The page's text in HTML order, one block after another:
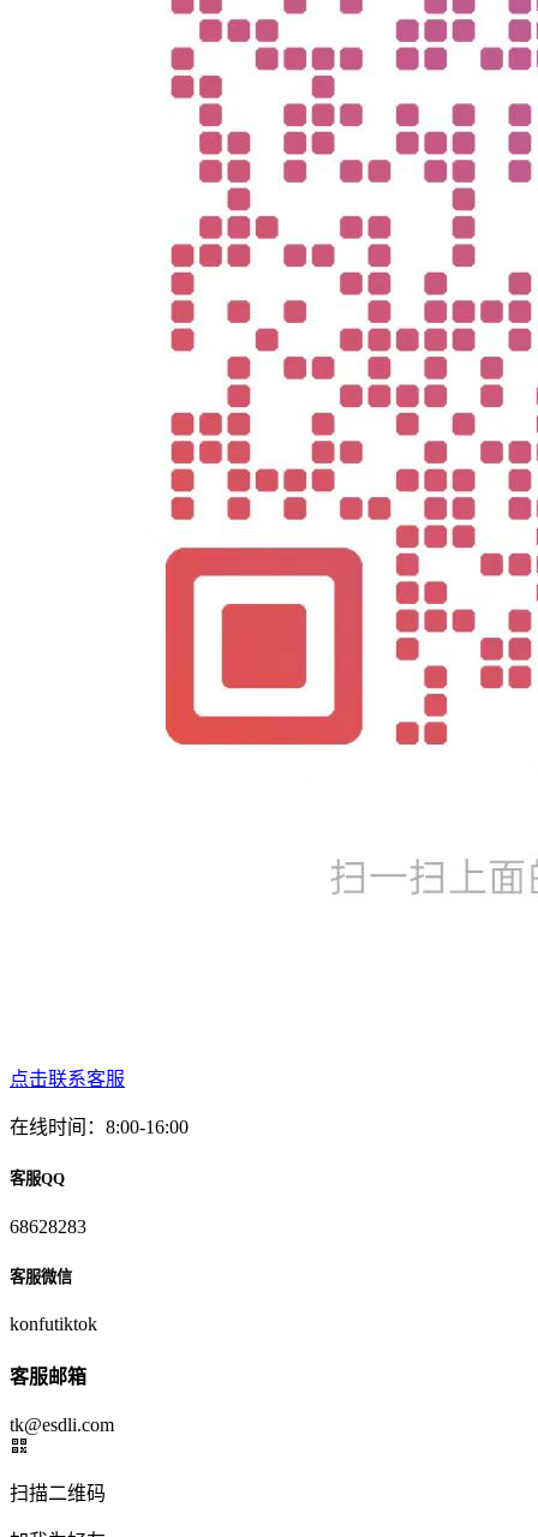
点击联系客服
在线时间：8:00-16:00
客服QQ
68628283
客服微信
konfutiktok
客服邮箱
tk@esdli.com
扫描二维码